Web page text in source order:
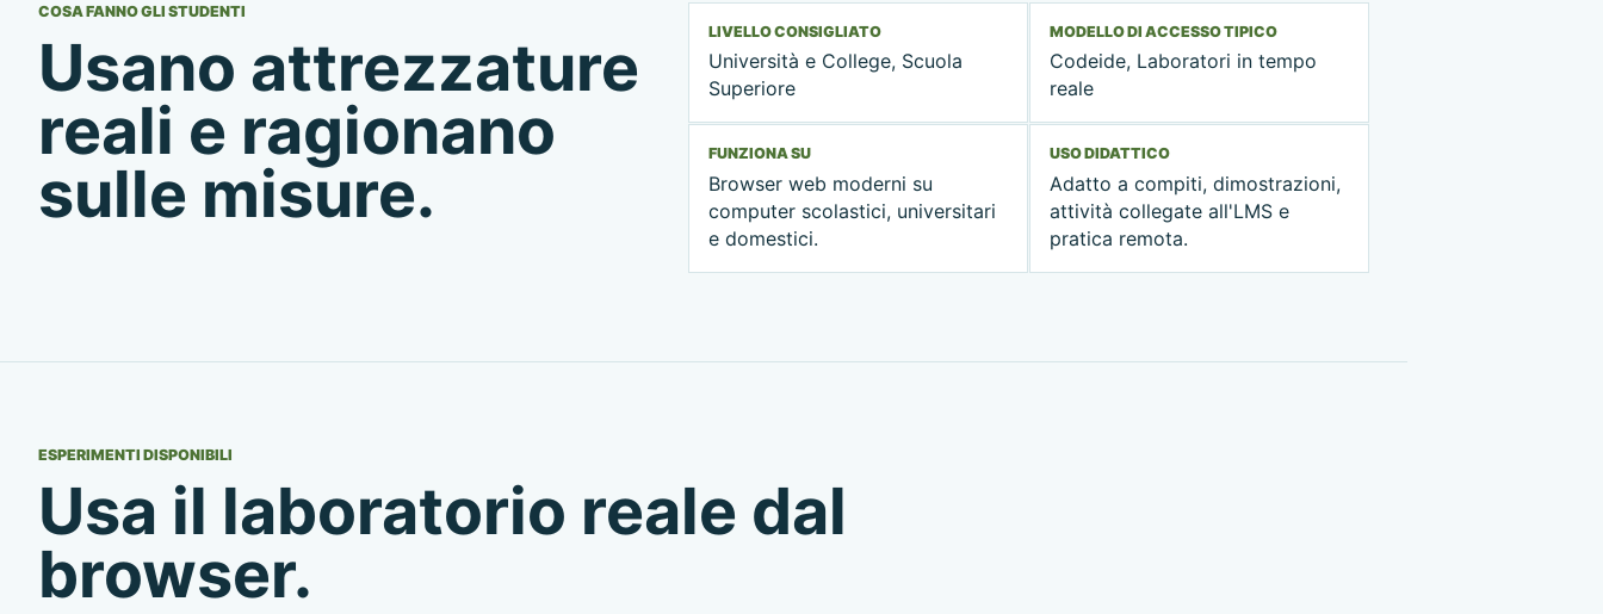
COSA FANNO GLI STUDENTI
Usano attrezzature
reali e ragionano
sulle misure.
LIVELLO CONSIGLIATO
Università e College, Scuola
Superiore
MODELLO DI ACCESSO TIPICO
Codeide, Laboratori in tempo
reale
FUNZIONA SU
Browser web moderni su
computer scolastici, universitari
e domestici.
USO DIDATTICO
Adatto a compiti, dimostrazioni,
attività collegate all'LMS e
pratica remota.
ESPERIMENTI DISPONIBILI
Usa il laboratorio reale dal
browser.